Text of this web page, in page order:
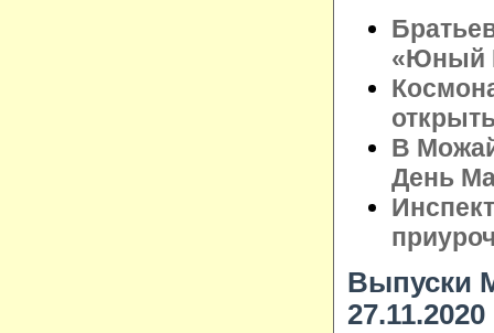
«Юный
В
День
Выпуски
27.11.2020